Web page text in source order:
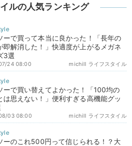
ルの人気ランキング
ーで買って本当に良かった！「長年の
即解消した！」快適度が上がるメガネ
3選
michill ライフスタイル
24 08:00
ーで買い替えてよかった！「100均の
は思えない！」便利すぎる高機能グッ
michill ライフスタイル
03 08:00
ーのこれ500円って信じられる！？大